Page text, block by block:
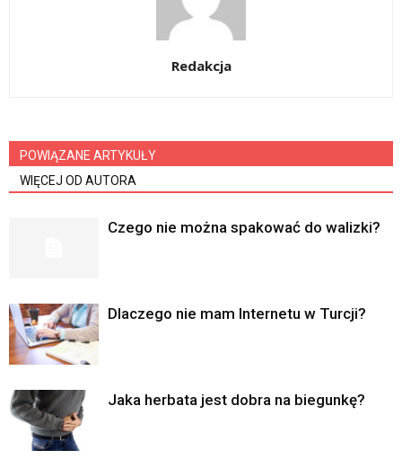
Redakcja
POWIĄZANE ARTYKUŁY
WIĘCEJ OD AUTORA
Czego nie można spakować do walizki?
Dlaczego nie mam Internetu w Turcji?
Jaka herbata jest dobra na biegunkę?